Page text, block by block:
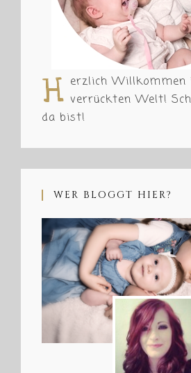
H erzlich Willkommen
verrückten Welt!
da bist!
WER BLOGGT HIER?